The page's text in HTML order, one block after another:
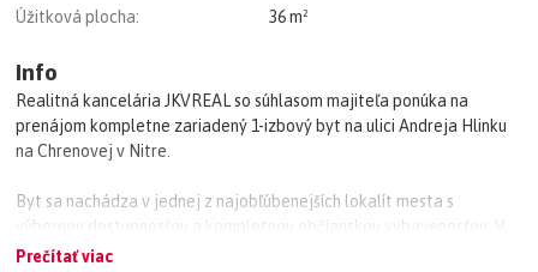
Úžitková plocha: 36 m²
Info
Realitná kancelária JKVREAL so súhlasom majiteľa ponúka na
prenájom kompletne zariadený 1-izbový byt na ulici Andreja Hlinku
na Chrenovej v Nitre.
Byt sa nachádza v jednej z najobľúbenejších lokalít mesta s
výbornou dostupnosťou a kompletnou občianskou vybavenosťou. V
bezprostrednej blízkosti sa nachádzajú školy, škôlky, zastávky MHD,
Prečítať viac